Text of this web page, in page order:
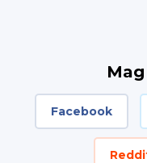
Facebook